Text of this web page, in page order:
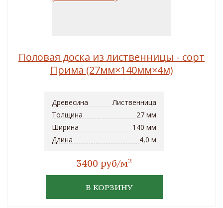
Половая доска из лиственницы - сорт
Прима (27мм×140мм×4м)
Древесина
Лиственница
Толщина
27 мм
Ширина
140 мм
Длина
4,0 м
3400 руб/м2
В КОРЗИНУ